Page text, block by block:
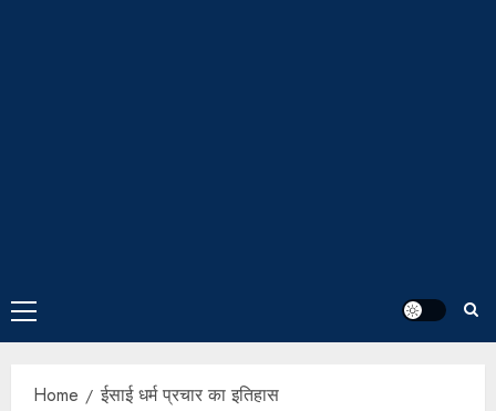
Home ईसाई धर्म प्रचार का इतिहास